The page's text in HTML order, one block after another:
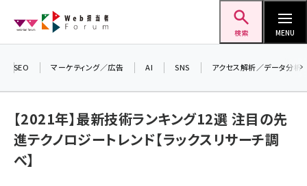
ン
検索 MENU
SEO マーケティング／広告 AI SNS アクセス解析／データ分析
【2021年】最新技術ランキング12選 注目の先
進テクノロジートレンド【ラックスリサーチ調
べ】
＼ 8
生成
るセ